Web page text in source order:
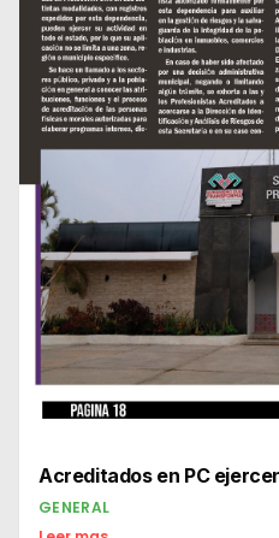
Acreditados en PC
GENERAL